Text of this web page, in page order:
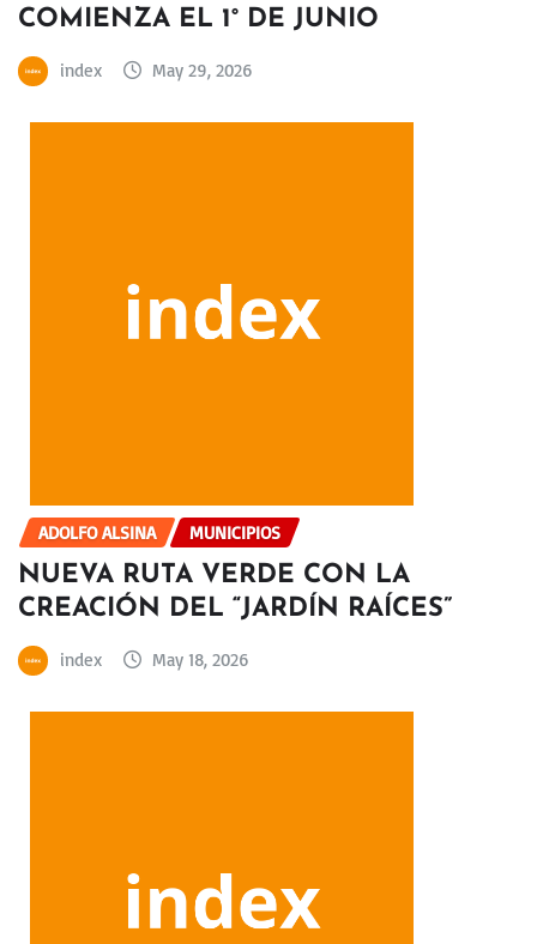
COMIENZA EL 1° DE JUNIO
index May 29, 2026
ADOLFO ALSINA MUNICIPIOS
NUEVA RUTA VERDE CON LA
CREACIÓN DEL “JARDÍN RAÍCES”
index May 18, 2026